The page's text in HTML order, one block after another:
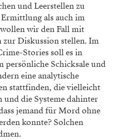
und Leerstellen zu
als auch im
wollen wir den Fall mit
Diskussion stellen. Im
Stories soll es in
persönliche Schicksale und
eine analytische
stattfinden, die vielleicht
und die Systeme dahinter
jemand für Mord ohne
konnte? Solchen